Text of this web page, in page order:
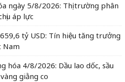
ngày 5/8/2026: Thị trường phân
áp lực
tỷ USD: Tín hiệu tăng trưởng
Nam
hóa 4/8/2026: Dầu lao dốc, sầu
giằng co